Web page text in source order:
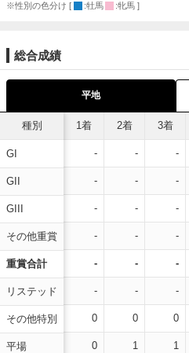
※性別の色分け [ :牡馬 :牝馬 ]
総合成績
平地
種別
GI
GII
GIII
その他重賞
重賞合計
リステッド
その他特別
平場
1着 2着 3着
- - -
- - -
- - -
- - -
- - -
- - -
0 0 0
0 1 1